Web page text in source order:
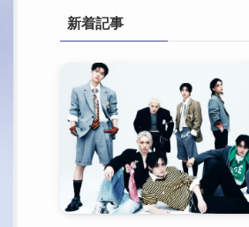
新着記事